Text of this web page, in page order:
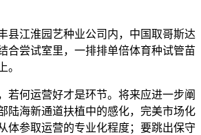
江淮园艺种业公司内，中国取哥斯达
合尝试室里，一排排单倍体育种试管苗
。
何运营好才是环节。将来应进一步阐
陆海新通道扶植中的感化，完美市场化
体参取运营的专业化程度；要跳出保守